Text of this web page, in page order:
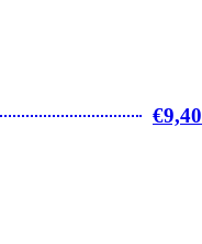
€9,40